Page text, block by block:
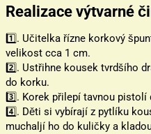
Realizace výtvarné
1️⃣. Učitelka řízne korkový
velikost cca 1 cm.
2️⃣. Ustřihne kousek tvrdšího
do korku.
3️⃣. Korek přilepí tavnou pistolí
4️⃣. Děti si vybírají z pytlíku
muchaljí ho do kuličky a